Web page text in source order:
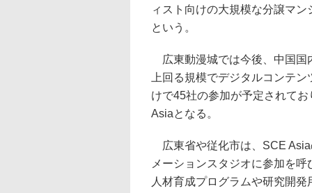
ィスト向けの大規模な分譲マ
という。
広東動漫城では今後、中国国
上回る規模でデジタルコンテ
けで45社の参加が予定されて
Asiaとなる。
広東省や従化市は、SCE
メーションスタジオに参加を
人材育成プログラムや研究開